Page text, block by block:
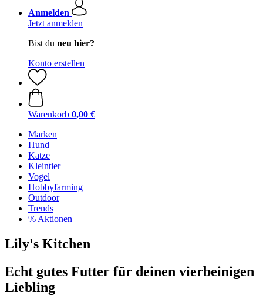
Anmelden
Jetzt anmelden
Bist du neu hier?
Konto erstellen
Warenkorb 0,00 €
Marken
Hund
Katze
Kleintier
Vogel
Hobbyfarming
Outdoor
Trends
% Aktionen
Lily's Kitchen
Echt gutes Futter für deinen vierbeinigen
Liebling